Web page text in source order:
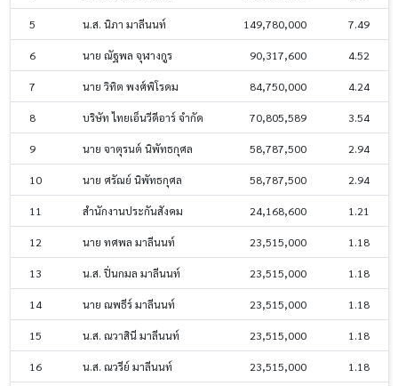
5 น.ส. นิภา มาลีนนท์ 149,780,000 7.49
6 นาย ณัฐพล จุฬางกูร 90,317,600 4.52
7 นาย วิทิต พงศ์พิโรดม 84,750,000 4.24
8 บริษัท ไทยเอ็นวีดีอาร์ จำกัด 70,805,589 3.54
9 นาย จาตุรนต์ นิพัทธกุศล 58,787,500 2.94
10 นาย ศรัณย์ นิพัทธกุศล 58,787,500 2.94
11 สำนักงานประกันสังคม 24,168,600 1.21
12 นาย ทศพล มาลีนนท์ 23,515,000 1.18
13 น.ส. ปิ่นกมล มาลีนนท์ 23,515,000 1.18
14 นาย ณพธีร์ มาลีนนท์ 23,515,000 1.18
15 น.ส. ณวาสินี มาลีนนท์ 23,515,000 1.18
16 น.ส. ณวรีย์ มาลีนนท์ 23,515,000 1.18